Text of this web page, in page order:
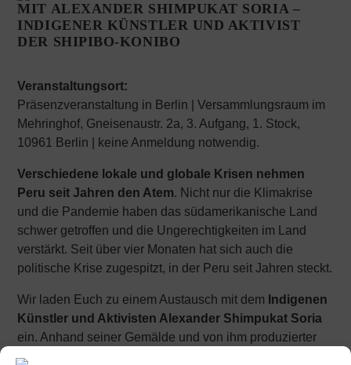
MIT ALEXANDER SHIMPUKAT SORIA –
INDIGENER KÜNSTLER UND AKTIVIST
DER SHIPIBO-KONIBO
Veranstaltungsort:
Präsenzveranstaltung in Berlin | Versammlungsraum im
Mehringhof, Gneisenaustr. 2a, 3. Aufgang, 1. Stock,
10961 Berlin | keine Anmeldung notwendig.
Verschiedene lokale und globale Krisen nehmen
Peru seit Jahren den Atem. Nicht nur die Klimakrise
und die Pandemie haben das südamerikanische Land
schwer getroffen und die Ungerechtigkeiten im Land
verstärkt. Seit über vier Monaten hat sich auch die
politische Krise zugespitzt, in der Peru seit Jahren steckt.
Wir laden Euch zu einem Austausch mit dem Indigenen
Künstler und Aktivisten Alexander Shimpukat Soria
ein. Anhand seiner Gemälde und von ihm produzierter
Kurzfilme wird er seine Perspektive auf die Dauerkrisen